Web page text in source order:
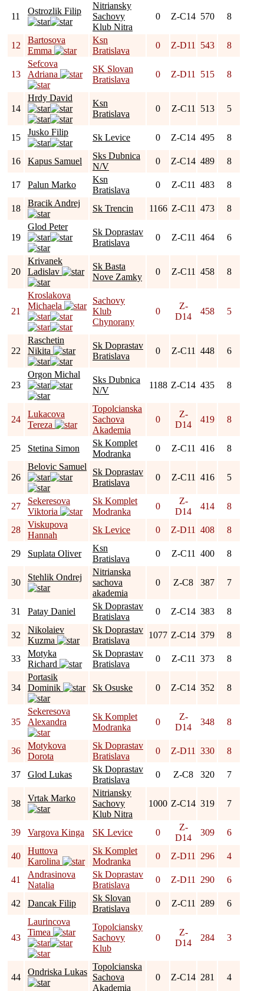
11
Ostrozlik Filip
Nitriansky
Sachovy
Klub Nitra
0 Z-C14 570 8
12
Bartosova
Emma
Ksn
Bratislava
0 Z-D11 543 8
13
Sefcova
Adriana
SK Slovan
Bratislava
0 Z-D11 515 8
14
Hrdy David
Ksn
Bratislava
0 Z-C11 513 5
15
Jusko Filip
Sk Levice 0 Z-C14 495 8
16 Kapus Samuel
Sks Dubnica
N/V
0 Z-C14 489 8
17 Palun Marko
Ksn
Bratislava
0 Z-C11 483 8
18
Bracik Andrej
Sk Trencin 1166 Z-C11 473 8
19
Glod Peter
Sk Doprastav
Bratislava
0 Z-C11 464 6
20
Krivanek
Ladislav
Sk Basta
Nove Zamky
0 Z-C11 458 8
21
Kroslakova
Michaela
Sachovy
Klub
Chynorany
0
Z-
D14
458 5
22
Raschetin
Nikita
Sk Doprastav
Bratislava
0 Z-C11 448 6
23
Orgon Michal
Sks Dubnica
N/V
1188 Z-C14 435 8
24
Lukacova
Tereza
Topolcianska
Sachova
Akademia
0
Z-
D14
419 8
25 Stetina Simon
Sk Komplet
Modranka
0 Z-C11 416 8
26
Belovic Samuel
Sk Doprastav
Bratislava
0 Z-C11 416 5
27
Sekeresova
Viktoria
Sk Komplet
Modranka
0
Z-
D14
414 8
28
Viskupova
Hannah
Sk Levice 0 Z-D11 408 8
29 Suplata Oliver
Ksn
Bratislava
0 Z-C11 400 8
30
Stehlik Ondrej
Nitrianska
sachova
akademia
0 Z-C8 387 7
31 Patay Daniel
Sk Doprastav
Bratislava
0 Z-C14 383 8
32
Nikolaiev
Kuzma
Sk Doprastav
Bratislava
1077 Z-C14 379 8
33
Motyka
Richard
Sk Doprastav
Bratislava
0 Z-C11 373 8
34
Portasik
Dominik
Sk Osuske 0 Z-C14 352 8
35
Sekeresova
Alexandra
Sk Komplet
Modranka
0
Z-
D14
348 8
36
Motykova
Dorota
Sk Doprastav
Bratislava
0 Z-D11 330 8
37 Glod Lukas
Sk Doprastav
Bratislava
0 Z-C8 320 7
38
Vrtak Marko
Nitriansky
Sachovy
Klub Nitra
1000 Z-C14 319 7
39 Vargova Kinga SK Levice 0
Z-
D14
309 6
40
Huttova
Karolina
Sk Komplet
Modranka
0 Z-D11 296 4
41
Andrasinova
Natalia
Sk Doprastav
Bratislava
0 Z-D11 290 6
42 Dancak Filip
Sk Slovan
Bratislava
0 Z-C11 289 6
43
Laurincova
Timea
Topolciansky
Sachovy
Klub
0
Z-
D14
284 3
44
Ondriska Lukas
Topolcianska
Sachova
Akademia
0 Z-C14 281 4